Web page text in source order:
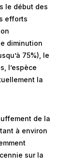
le début des
efforts
diminution
75%), le
l’espèce
la
de la
à environ
sur la